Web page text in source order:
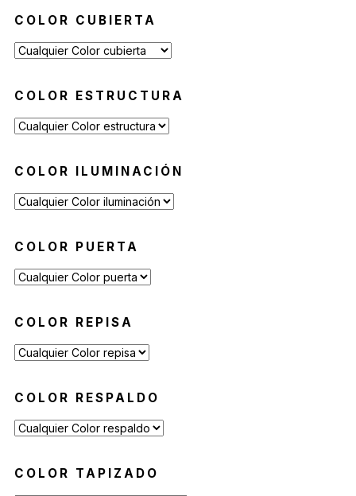
COLOR CUBIERTA
COLOR ESTRUCTURA
COLOR ILUMINACIÓN
COLOR PUERTA
COLOR REPISA
COLOR RESPALDO
COLOR TAPIZADO